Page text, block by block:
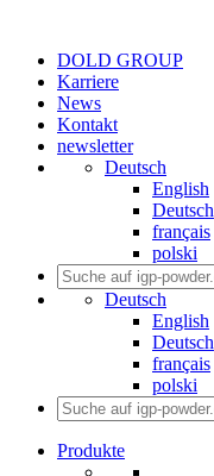
DOLD GROUP
Karriere
News
Kontakt
newsletter
Deutsch
English
Deutsch
français
polski
Deutsch
English
Deutsch
français
polski
Produkte